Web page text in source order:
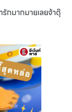
กมากมายเลยจ้าดุ๊